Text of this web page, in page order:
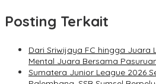
Posting Terkait
Dari Sriwijaya FC hingga Juara
Mental Juara Bersama
Sumatera Junior League 2026